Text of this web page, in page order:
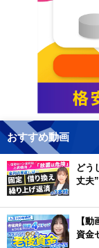
おすすめ動画
どう
丈夫
【
資金